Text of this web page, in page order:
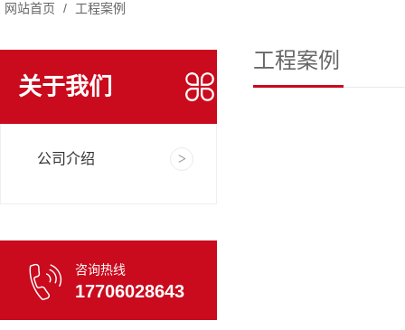
网站首页 / 工程案例
关于我们
公司介绍
咨询热线
17706028643
工程案例